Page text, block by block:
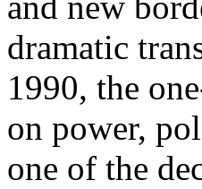
dramatic
1990, the
on power,
one of the